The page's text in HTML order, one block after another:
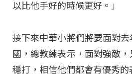
以比他手好的時候更好。」
接下來中華小將們將要面對
國，總教練表示，面對強敵
穩打，相信他們都會有優秀的